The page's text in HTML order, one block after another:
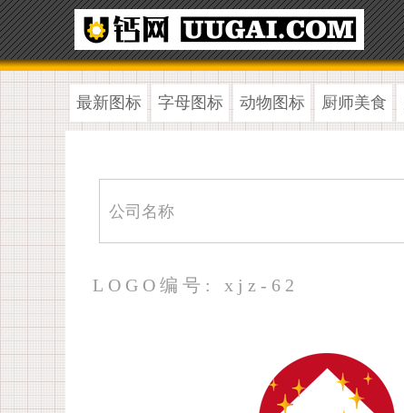
最新图标 字母图标 动物图标 厨师美食
LOGO编号: xjz-62